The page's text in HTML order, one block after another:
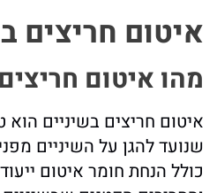
איטום חריצים
מהו איטום
איטום חריצים בשיניים הוא
שנועד להגן על השיניים
כולל הנחת חומר איטום